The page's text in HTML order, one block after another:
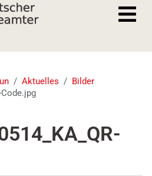
Aktuelles
Bilder
Code.jpg